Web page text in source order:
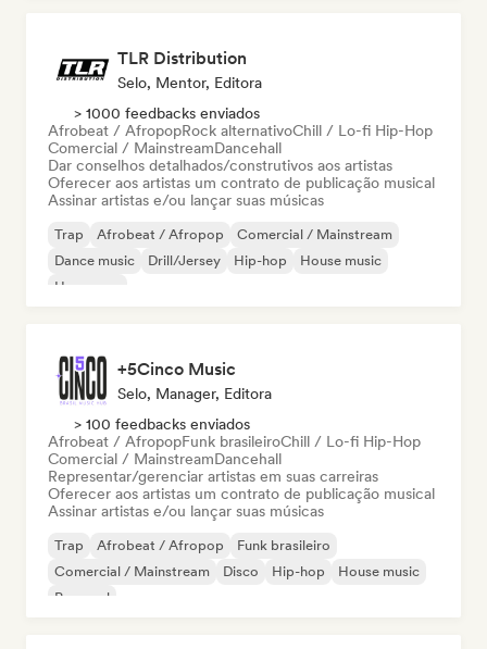
TLR Distribution
Selo, Mentor, Editora
> 1000 feedbacks enviados
Afrobeat / AfropopRock alternativoChill / Lo-fi Hip-Hop
Comercial / MainstreamDancehall
Dar conselhos detalhados/construtivos aos artistas
Oferecer aos artistas um contrato de publicação musical
Assinar artistas e/ou lançar suas músicas
Trap Afrobeat / Afropop
Comercial / Mainstream
Dance music
Drill/Jersey Hip-hop
House music
Hyperpop
+5Cinco Music
Selo, Manager, Editora
> 100 feedbacks enviados
Afrobeat / AfropopFunk brasileiroChill / Lo-fi Hip-Hop
Comercial / MainstreamDancehall
Representar/gerenciar artistas em suas carreiras
Oferecer aos artistas um contrato de publicação musical
Assinar artistas e/ou lançar suas músicas
Trap Afrobeat / Afropop
Funk brasileiro
Comercial / Mainstream
Disco Hip-hop
House music
Pop soul